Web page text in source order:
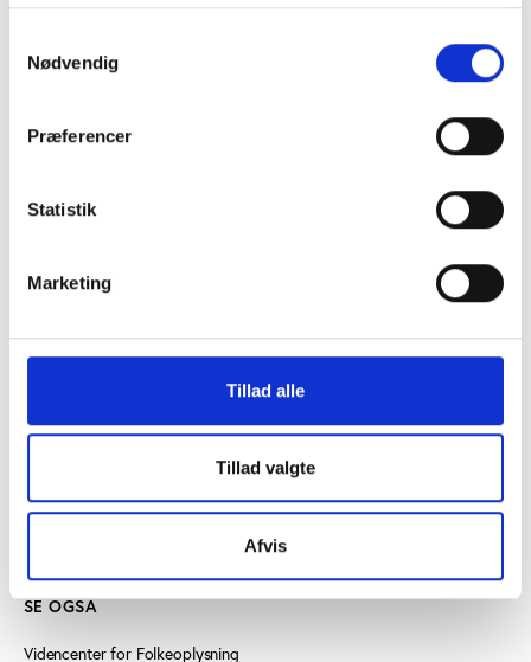
Nødvendig
Præferencer
Statistik
Marketing
Tillad alle
Tillad valgte
Afvis
begrænsninger.
KONTAKT OS
Vester Allé 8B, 3. sal, 8000 Aarhus C
idan@idan.dk
SE OGSÅ
Videncenter for Folkeoplysning